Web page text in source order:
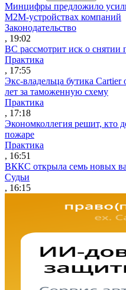
Минцифры предложило
M2M-устройствах компаний
Законодательство
, 19:02
ВС рассмотрит иск о снятии
Практика
, 17:55
Экс-владельца бутика Cartier
лет за таможенную схему
Практика
, 17:18
Экономколлегия решит, кто
пожаре
Практика
, 16:51
ВККС открыла семь новых
Судьи
, 16:15